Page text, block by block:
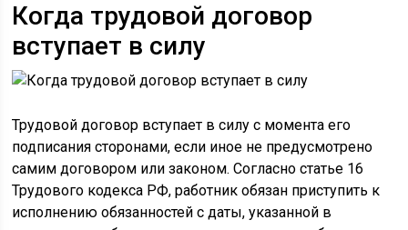
Когда трудовой договор
вступает в силу
Трудовой договор вступает в силу с момента его
подписания сторонами, если иное не предусмотрено
самим договором или законом. Согласно статье 16
Трудового кодекса РФ, работник обязан приступить к
исполнению обязанностей с даты, указанной в